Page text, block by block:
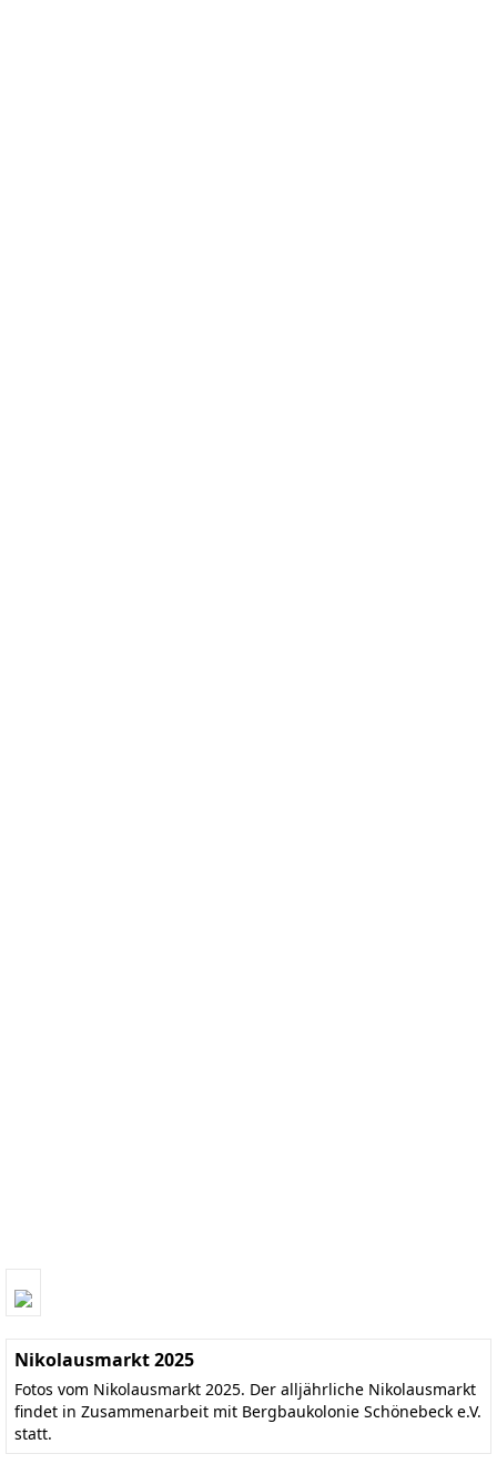
Nikolausmarkt 2025
Fotos vom Nikolausmarkt 2025. Der alljährliche Nikolausmarkt
findet in Zusammenarbeit mit Bergbaukolonie Schönebeck e.V.
statt.